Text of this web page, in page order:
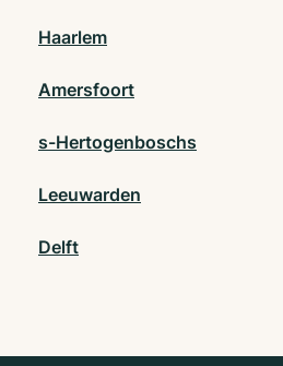
Haarlem
Amersfoort
s-Hertogenboschs
Leeuwarden
Delft